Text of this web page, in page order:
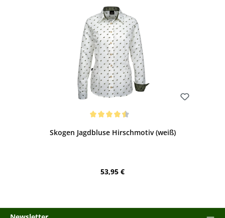
Skogen Jagdbluse Hirschmotiv (weiß)
Regulärer Preis:
53,95 €